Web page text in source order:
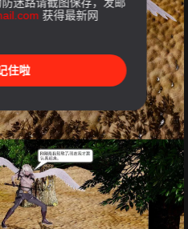
获得最新网
住啦